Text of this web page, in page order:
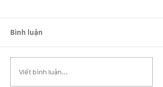
Bình luận
Viết bình luận...